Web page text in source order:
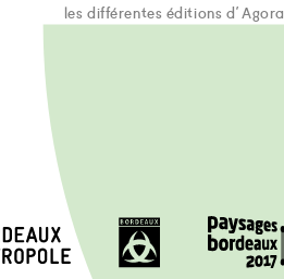
les différentes éditions d'Agora